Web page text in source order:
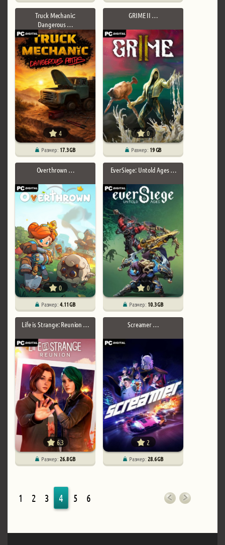
Truck Mechanic:
Dangerous …
4
Размер: 17.3 GB
GRIME II …
0
Размер: 19 GB
Overthrown …
0
Размер:4.11 GB
EverSiege: Untold Ages …
0
Размер: 10.3 GB
Life is Strange: Reunion …
6.3
Размер:26.8 GB
Screamer …
2
Размер:28.6 GB
1 2 3 4 5 6